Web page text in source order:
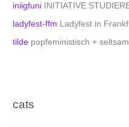
iniigfuni INITIATIVE
ladyfest-ffm Ladyfest in
tilde popfeministisch +
cats